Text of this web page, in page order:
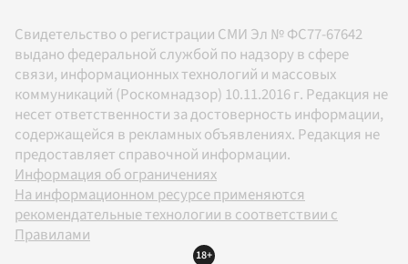
Свидетельство о регистрации СМИ Эл № ФС77-67642
выдано федеральной службой по надзору в сфере
связи, информационных технологий и массовых
коммуникаций (Роскомнадзор) 10.11.2016 г. Редакция не
несет ответственности за достоверность информации,
содержащейся в рекламных объявлениях. Редакция не
предоставляет справочной информации.
Информация об ограничениях
На информационном ресурсе применяются
рекомендательные технологии в соответствии с
Правилами
18+